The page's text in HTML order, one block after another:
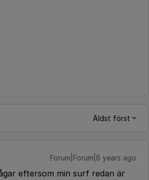
Äldst först
Forum|Forum|8 years ago
eftersom min surf redan är